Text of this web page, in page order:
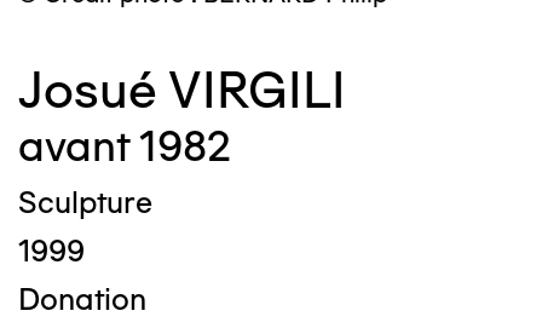
Josué VIRGILI
avant 1982
Sculpture
1999
Donation